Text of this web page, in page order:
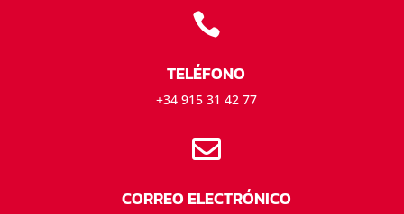

TELÉFONO
+34 915 31 42 77

CORREO ELECTRÓNICO